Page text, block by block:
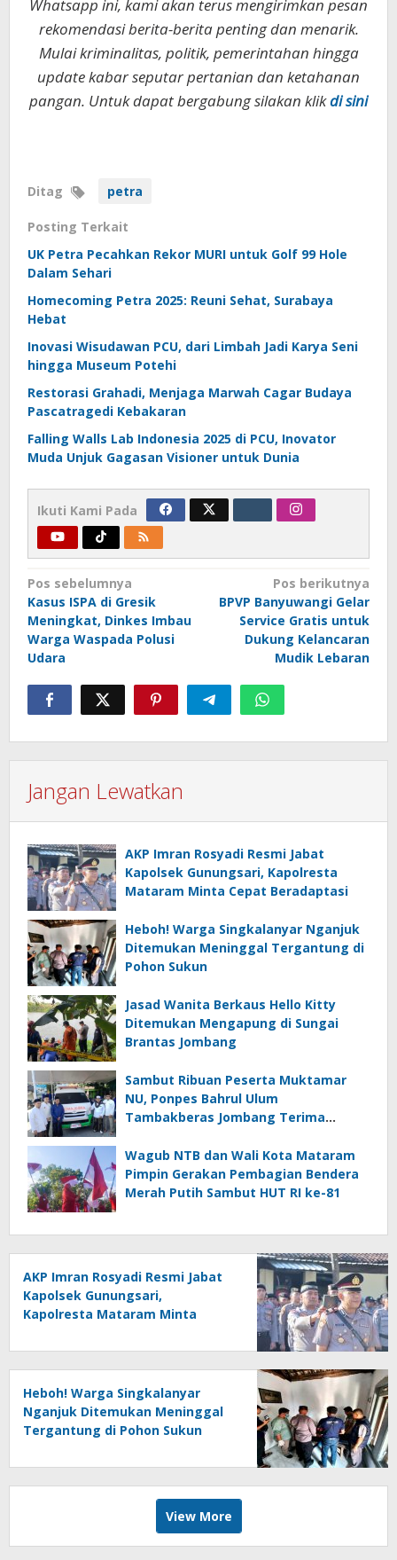
Whatsapp ini, kami akan terus mengirimkan pesan
rekomendasi berita-berita penting dan menarik.
Mulai kriminalitas, politik, pemerintahan hingga
update kabar seputar pertanian dan ketahanan
pangan. Untuk dapat bergabung silakan klikdi sini
Ditag petra
Posting Terkait
UK Petra Pecahkan Rekor MURI untuk Golf 99 Hole
Dalam Sehari
Homecoming Petra 2025: Reuni Sehat, Surabaya
Hebat
Inovasi Wisudawan PCU, dari Limbah Jadi Karya Seni
hingga Museum Potehi
Restorasi Grahadi, Menjaga Marwah Cagar Budaya
Pascatragedi Kebakaran
Falling Walls Lab Indonesia 2025 di PCU, Inovator
Muda Unjuk Gagasan Visioner untuk Dunia
Ikuti Kami Pada
Navigasi
pos
Pos sebelumnya
Kasus ISPA di Gresik
Meningkat, Dinkes Imbau
Warga Waspada Polusi
Udara
Pos berikutnya
BPVP Banyuwangi Gelar
Service Gratis untuk
Dukung Kelancaran
Mudik Lebaran
Jangan Lewatkan
AKP Imran Rosyadi Resmi Jabat
Kapolsek Gunungsari, Kapolresta
Mataram Minta Cepat Beradaptasi
Heboh! Warga Singkalanyar Nganjuk
Ditemukan Meninggal Tergantung di
Pohon Sukun
Jasad Wanita Berkaus Hello Kitty
Ditemukan Mengapung di Sungai
Brantas Jombang
Sambut Ribuan Peserta Muktamar
NU, Ponpes Bahrul Ulum
Tambakberas Jombang Terima
Wagub NTB dan Wali Kota Mataram
Pimpin Gerakan Pembagian Bendera
Merah Putih Sambut HUT RI ke-81
AKP Imran Rosyadi Resmi Jabat
Kapolsek Gunungsari,
Kapolresta Mataram Minta
Heboh! Warga Singkalanyar
Nganjuk Ditemukan Meninggal
Tergantung di Pohon Sukun
View More